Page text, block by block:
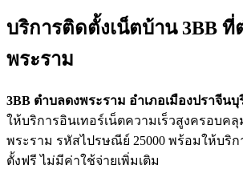
บริการติดตั้งเน็ตบ้าน 3BB ที่
พระราม
3BB ตำบลดงพระราม อำเภอเมืองปราจีน
ให้บริการอินเทอร์เน็ตความเร็วสูงครอบค
พระราม รหัสไปรษณีย์ 25000 พร้อมให้บริ
ตั้งฟรี ไม่มีค่าใช้จ่ายเพิ่มเติม